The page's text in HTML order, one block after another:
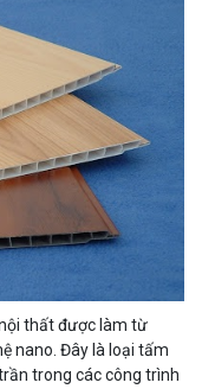
thất được làm từ
nano. Đây là loại tấm
trong các công trình